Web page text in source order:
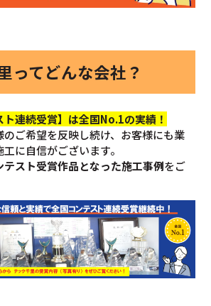
ってどんな会社？
ト連続受賞】は全国No.1の実績！
ご希望を反映し続け、お客様にも業
に自信がございます。
テスト受賞作品となった施工事例をご